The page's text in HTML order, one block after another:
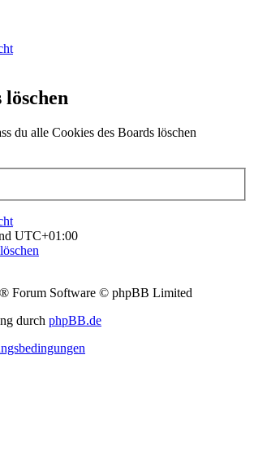
du alle Cookies des Boards löschen
UTC+01:00
® Forum Software © phpBB Limited
durch phpBB.de